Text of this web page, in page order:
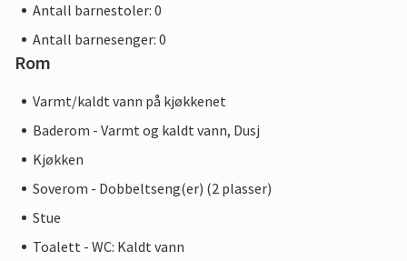
Antall barnestoler: 0
Antall barnesenger: 0
Rom
Varmt/kaldt vann på kjøkkenet
Baderom - Varmt og kaldt vann, Dusj
Kjøkken
Soverom - Dobbeltseng(er) (2 plasser)
Stue
Toalett - WC: Kaldt vann